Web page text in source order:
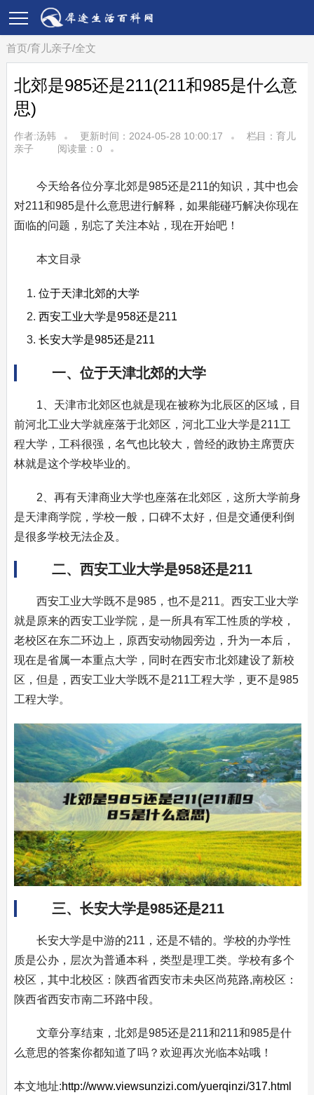
首页/育儿亲子/全文
北郊是985还是211(211和985是什么意
思)
作者:汤韩 更新时间：2024-05-28 10:00:17 栏目： 育儿
亲子
阅读量： 0
今天给各位分享北郊是985还是211的知识，其中也会
对211和985是什么意思进行解释，如果能碰巧解决你现在
面临的问题，别忘了关注本站，现在开始吧！
本文目录
位于天津北郊的大学
西安工业大学是958还是211
长安大学是985还是211
一、位于天津北郊的大学
1、天津市北郊区也就是现在被称为北辰区的区域，目
前河北工业大学就座落于北郊区，河北工业大学是211工
程大学，工科很强，名气也比较大，曾经的政协主席贾庆
林就是这个学校毕业的。
2、再有天津商业大学也座落在北郊区，这所大学前身
是天津商学院，学校一般，口碑不太好，但是交通便利倒
是很多学校无法企及。
二、西安工业大学是958还是211
西安工业大学既不是985，也不是211。西安工业大学
就是原来的西安工业学院，是一所具有军工性质的学校，
老校区在东二环边上，原西安动物园旁边，升为一本后，
现在是省属一本重点大学，同时在西安市北郊建设了新校
区，但是，西安工业大学既不是211工程大学，更不是985
工程大学。
三、长安大学是985还是211
长安大学是中游的211，还是不错的。学校的办学性
质是公办，层次为普通本科，类型是理工类。学校有多个
校区，其中北校区：陕西省西安市未央区尚苑路,南校区：
陕西省西安市南二环路中段。
文章分享结束，北郊是985还是211和211和985是什
么意思的答案你都知道了吗？欢迎再次光临本站哦！
本文地址:http://www.viewsunzizi.com/yuerqinzi/317.html